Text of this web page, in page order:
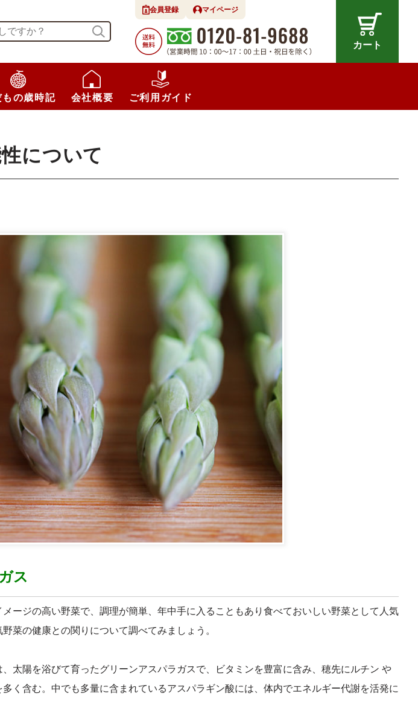
会員登録 マイページ
カート
もの歳時記 会社概要 ご利用ガイド
について
ス
ージの高い野菜で、調理が簡単、年中手に入ることもあり食べておいしい野菜として人気
菜の健康との関りについて調べてみましょう。
太陽を浴びて育ったグリーンアスパラガスで、ビタミンを豊富に含み、穂先にルチン や
く含む。中でも多量に含まれているアスパラギン酸には、体内でエネルギー代謝を活発に